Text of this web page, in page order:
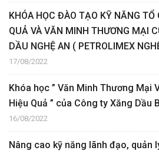
KHÓA HỌC ĐÀO TẠO KỸ NĂNG TỔ
QUẢ VÀ VĂN MINH THƯƠNG MẠI
DẦU NGHỆ AN ( PETROLIMEX
17/08/2022
Khóa học ” Văn Minh Thương Mại
Hiệu Quả ” của Công ty Xăng Dầu
16/08/2022
Nâng cao kỹ năng lãnh đạo, quản